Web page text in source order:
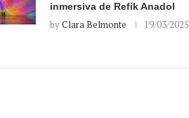
inmersiva de Refik Anadol
byClara Belmonte 19/03/2025